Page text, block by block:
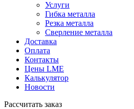
Услуги
Гибка металла
Резка металла
Сверление металла
Доставка
Оплата
Контакты
Цены LME
Калькулятор
Новости
Рассчитать заказ